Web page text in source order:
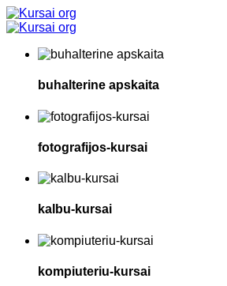
buhalterine apskaita
fotografijos-kursai
kalbu-kursai
kompiuteriu-kursai